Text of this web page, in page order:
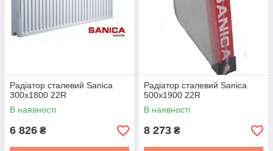
Радіатор сталевий Sanica
300x1800 22R
В наявності
6 826 ₴
Радіатор сталевий Sanica
500x1900 22R
В наявності
8 273 ₴